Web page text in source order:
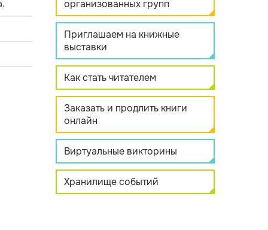
организованных групп
Приглашаем на книжные
выставки
Как стать читателем
Заказать и продлить книги
онлайн
Виртуальные викторины
Хранилище событий